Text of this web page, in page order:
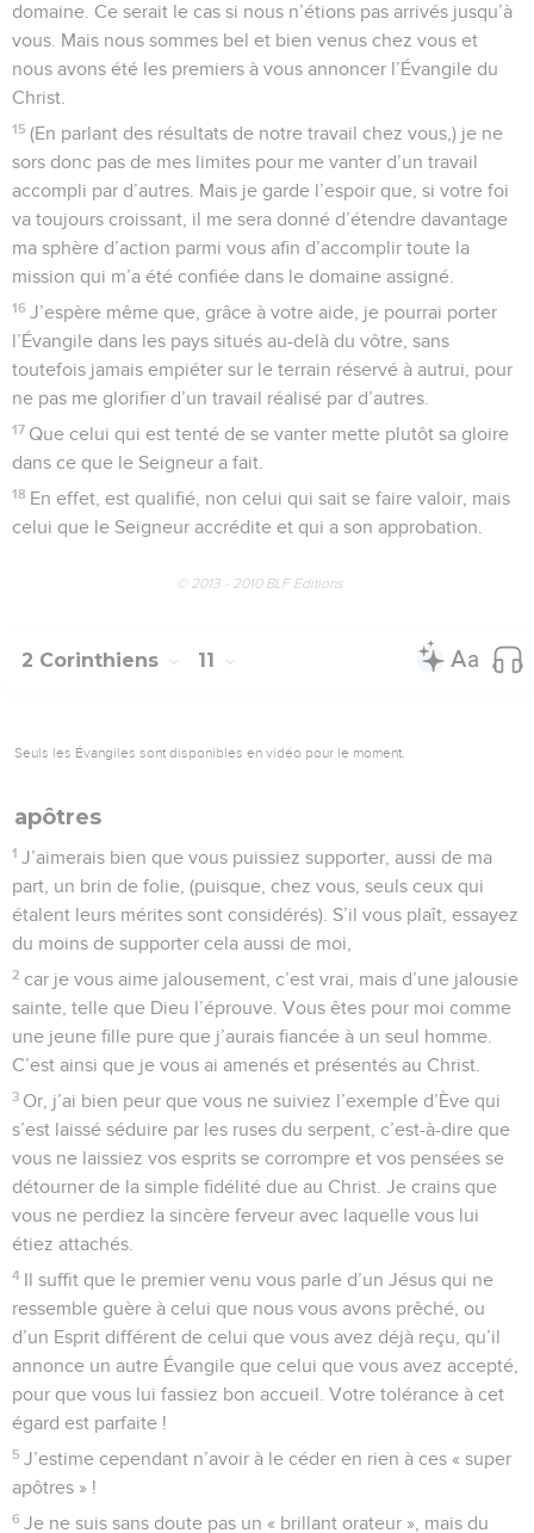
domaine. Ce serait le cas si nous n’étions pas arrivés jusqu’à
vous. Mais nous sommes bel et bien venus chez vous et
nous avons été les premiers à vous annoncer l’Évangile du
Christ.
15 (En parlant des résultats de notre travail chez vous,) je ne
sors donc pas de mes limites pour me vanter d’un travail
accompli par d’autres. Mais je garde l’espoir que, si votre foi
va toujours croissant, il me sera donné d’étendre davantage
ma sphère d’action parmi vous afin d’accomplir toute la
mission qui m’a été confiée dans le domaine assigné.
16 J’espère même que, grâce à votre aide, je pourrai porter
l’Évangile dans les pays situés au-delà du vôtre, sans
toutefois jamais empiéter sur le terrain réservé à autrui, pour
ne pas me glorifier d’un travail réalisé par d’autres.
17 Que celui qui est tenté de se vanter mette plutôt sa gloire
dans ce que le Seigneur a fait.
18 En effet, est qualifié, non celui qui sait se faire valoir, mais
celui que le Seigneur accrédite et qui a son approbation.
© 2013 - 2010 BLF Editions
2 Corinthiens 11
Seuls les Évangiles sont disponibles en vidéo pour le moment.
apôtres
1 J’aimerais bien que vous puissiez supporter, aussi de ma
part, un brin de folie, (puisque, chez vous, seuls ceux qui
étalent leurs mérites sont considérés). S’il vous plaît, essayez
du moins de supporter cela aussi de moi,
2 car je vous aime jalousement, c’est vrai, mais d’une jalousie
sainte, telle que Dieu l’éprouve. Vous êtes pour moi comme
une jeune fille pure que j’aurais fiancée à un seul homme.
C’est ainsi que je vous ai amenés et présentés au Christ.
3 Or, j’ai bien peur que vous ne suiviez l’exemple d’Ève qui
s’est laissé séduire par les ruses du serpent, c’est-à-dire que
vous ne laissiez vos esprits se corrompre et vos pensées se
détourner de la simple fidélité due au Christ. Je crains que
vous ne perdiez la sincère ferveur avec laquelle vous lui
étiez attachés.
4 Il suffit que le premier venu vous parle d’un Jésus qui ne
ressemble guère à celui que nous vous avons prêché, ou
d’un Esprit différent de celui que vous avez déjà reçu, qu’il
annonce un autre Évangile que celui que vous avez accepté,
pour que vous lui fassiez bon accueil. Votre tolérance à cet
égard est parfaite !
5 J’estime cependant n’avoir à le céder en rien à ces « super
apôtres » !
6 Je ne suis sans doute pas un « brillant orateur », mais du